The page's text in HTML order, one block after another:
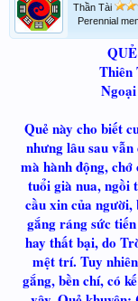
Thần Tài
Perennial
Thiên
Quẻ này cho biết
nhưng lâu sau
mà hành động,
tuổi già nua, ngồi
cầu xin của người,
gắng ráng sức
hay thất bại, do
mệt trí. Tuy
gắng, bền chí, có